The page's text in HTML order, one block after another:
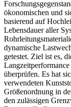
ökonomischen und
basierend auf
Lebensdauer aller
dynamische
getestet. Ziel ist es,
überprüfen. Es hat
verwendeten
Größenordnung in
den zulässigen